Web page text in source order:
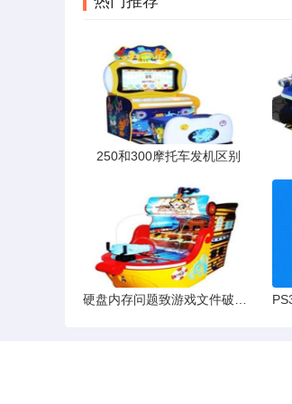
250和300摩托车发机区别